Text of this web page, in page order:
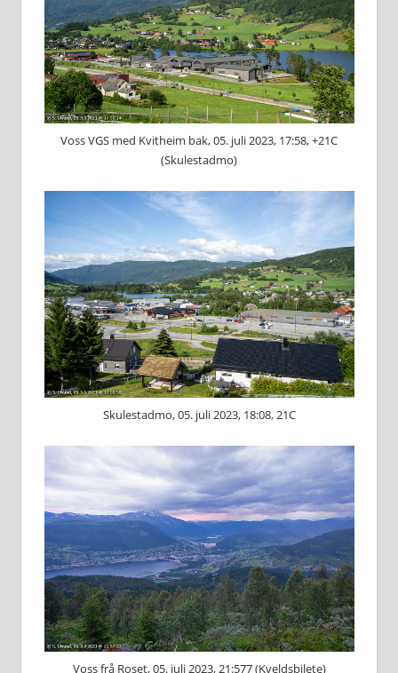
Voss VGS med Kvitheim bak, 05. juli 2023, 17:58, +21C
(Skulestadmo)
Skulestadmo, 05. juli 2023, 18:08, 21C
Voss frå Roset, 05. juli 2023, 21:577 (Kveldsbilete)